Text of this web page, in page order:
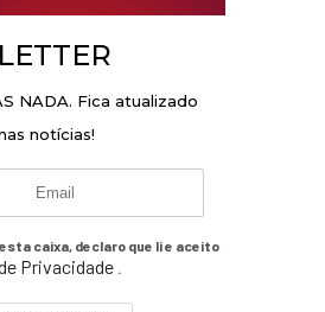
NADA. Fica atualizado
notícias!
caixa, declaro que li e aceito
Privacidade